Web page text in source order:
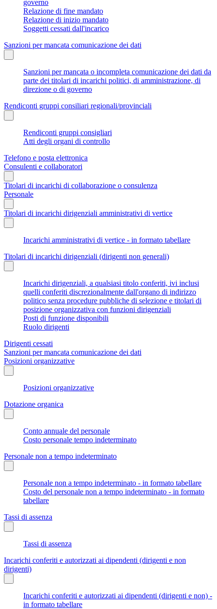
governo
Relazione di fine mandato
Relazione di inizio mandato
Soggetti cessati dall'incarico
Sanzioni per mancata comunicazione dei dati
Sanzioni per mancata o incompleta comunicazione dei dati da
parte dei titolari di incarichi politici, di amministrazione, di
direzione o di governo
Rendiconti gruppi consiliari regionali/provinciali
Rendiconti gruppi consigliari
Atti degli organi di controllo
Telefono e posta elettronica
Consulenti e collaboratori
Titolari di incarichi di collaborazione o consulenza
Personale
Titolari di incarichi dirigenziali amministrativi di vertice
Incarichi amministrativi di vertice - in formato tabellare
Titolari di incarichi dirigenziali (dirigenti non generali)
Incarichi dirigenziali, a qualsiasi titolo conferiti, ivi inclusi
quelli conferiti discrezionalmente dall'organo di indirizzo
politico senza procedure pubbliche di selezione e titolari di
posizione organizzativa con funzioni dirigenziali
Posti di funzione disponibili
Ruolo dirigenti
Dirigenti cessati
Sanzioni per mancata comunicazione dei dati
Posizioni organizzative
Posizioni organizzative
Dotazione organica
Conto annuale del personale
Costo personale tempo indeterminato
Personale non a tempo indeterminato
Personale non a tempo indeterminato - in formato tabellare
Costo del personale non a tempo indeterminato - in formato
tabellare
Tassi di assenza
Tassi di assenza
Incarichi conferiti e autorizzati ai dipendenti (dirigenti e non
dirigenti)
Incarichi conferiti e autorizzati ai dipendenti (dirigenti e non) -
in formato tabellare